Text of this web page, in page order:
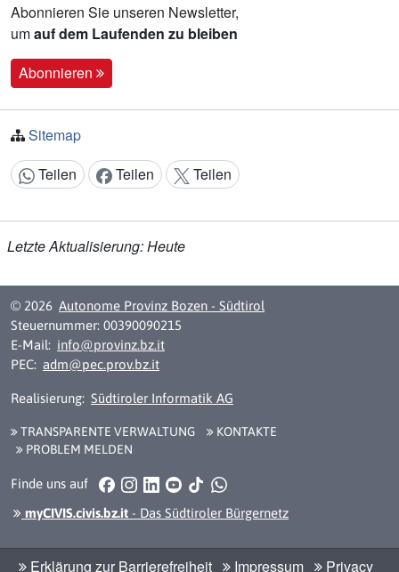
Abonnieren Sie unseren Newsletter,
umauf dem Laufenden zu bleiben
Abonnieren
Sitemap
Inhalt teilen:
Teilen Teilen Teilen
Letzte Aktualisierung: Heute
© 2026 Autonome Provinz Bozen - Südtirol
Steuernummer: 00390090215
E-Mail: info@provinz.bz.it
PEC: adm@pec.prov.bz.it
Realisierung: Südtiroler Informatik AG
TRANSPARENTE VERWALTUNG
KONTAKTE
PROBLEM MELDEN
Finde uns auf Facebook
Instagram
LinkedInYouTube
TikTokWhatsApp
myCIVIS.civis.bz.it - Das Südtiroler Bürgernetz
Erklärung zur Barrierefreiheit Impressum Privacy